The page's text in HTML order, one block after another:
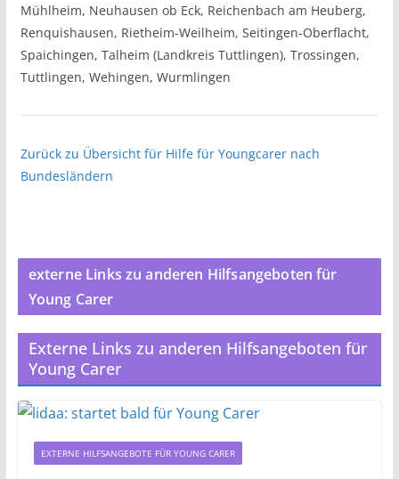
Mühlheim, Neuhausen ob Eck, Reichenbach am Heuberg,
Renquishausen, Rietheim-Weilheim, Seitingen-Oberflacht,
Spaichingen, Talheim (Landkreis Tuttlingen), Trossingen,
Tuttlingen, Wehingen, Wurmlingen
Zurück zu Übersicht für Hilfe für Youngcarer nach
Bundesländern
externe Links zu anderen Hilfsangeboten für
Young Carer
Externe Links zu anderen Hilfsangeboten für
Young Carer
EXTERNE HILFSANGEBOTE FÜR YOUNG CARER